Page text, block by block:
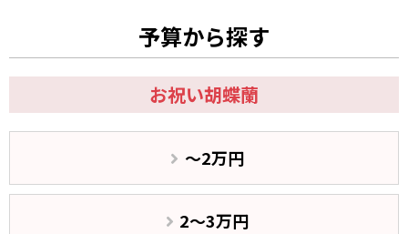
予算から探す
お祝い胡蝶蘭
〜2万円
2〜3万円